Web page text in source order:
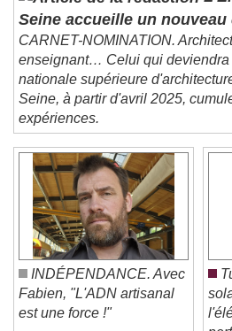
Picture-in-Picture
This is a modal window.
Beginning of dialog window.
and close the window.
Text
Color Opacity
Text Background
Color Opacity
Caption Area
Color Opacity
Font Size
Seine accueille un
CARNET-NOMINATION.
enseignant… Celui qui deviendra
nationale supérieure
Seine, à partir d'avril 2025,
expériences.
INDÉPENDANCE. Avec
Fabien, "L'ADN artisanal